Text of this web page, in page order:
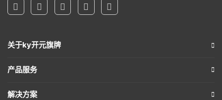
关于ky开元旗牌
产品服务
解决方案